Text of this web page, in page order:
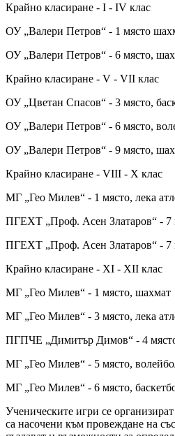
Крайно класиране - I - IV клас
ОУ „Валери Петров“ - 1 място
ОУ „Валери Петров“ - 6 място,
Крайно класиране - V - VII клас
ОУ „Цветан Спасов“ - 3 място,
ОУ „Валери Петров“ - 6 място,
ОУ „Валери Петров“ - 9 място,
Крайно класиране - VIII - X клас
МГ „Гео Милев“ - 1 място, лека
ПГЕХТ „Проф. Асен Златаров“ - 7
ПГЕХТ „Проф. Асен Златаров“ - 7
Крайно класиране - XI - XII клас
МГ „Гео Милев“ - 1 място, шахмат
МГ „Гео Милев“ - 3 място, лека
ПГПЧЕ „Димитър Димов“ - 4
МГ „Гео Милев“ - 5 място,
МГ „Гео Милев“ - 6 място,
Ученическите игри се
са насочени към провеждане на